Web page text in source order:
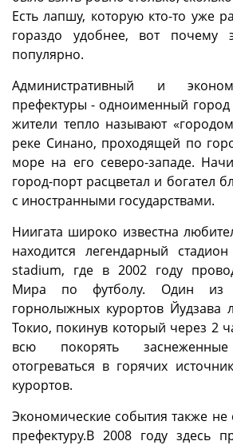
Есть лапшу, которую кто-то уже
гораздо удобнее, вот почему
популярно.
Административный и
префектуры - одноименный город
жители тепло называют
реке Синано, проходящей по
море на его северо-западе.
город-порт расцветал и богател
с иностранными государствами.
Ниигата широко известна
находится легендарный
stadium, где в 2002 году
Мира по футболу. Один из
горнолыжных курортов Йудзава
Токио, покинув который через 2
всю покорять
отогреваться в горячих
курортов.
Экономические события также
префектуру.В 2008 году здесь